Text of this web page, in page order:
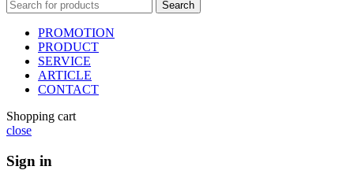
Search
PROMOTION
PRODUCT
SERVICE
ARTICLE
CONTACT
Shopping cart
close
Sign in